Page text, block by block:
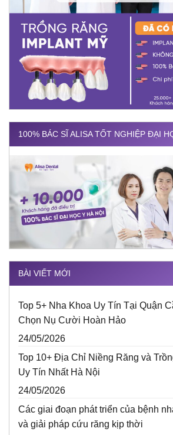
100% BÁC SĨ ALISA TỐT NGHIỆP ĐẠI
BÀI VIẾT MỚI
Top 5+ Nha Khoa Uy Tín Tại Quận
Chọn Nụ Cười Hoàn Hảo
24/05/2026
Top 10+ Địa Chỉ Niềng Răng và
Uy Tín Nhất Hà Nội
24/05/2026
Các giai đoạn phát triển của bệnh
và giải pháp cứu răng kịp thời